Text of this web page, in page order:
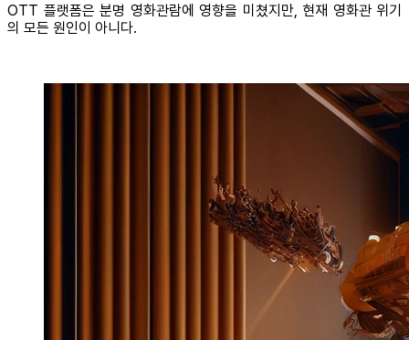
OTT 플랫폼은 분명 영화관람에 영향을 미쳤지만, 현재 영화관 위기
의 모든 원인이 아니다.